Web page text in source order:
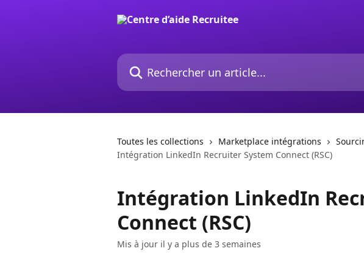
Rechercher un article...
Toutes les collections Marketplace intégrations
Intégration LinkedIn Recruiter System Connect (RSC)
Intégration LinkedIn
Connect (RSC)
Mis à jour il y a plus de 3 semaines